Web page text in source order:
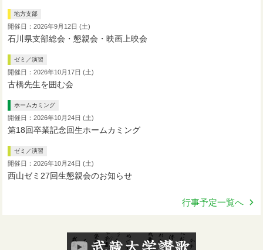
地方支部
開催日：2026年9月12日 (土)
石川県支部総会・懇親会・映画上映会
ゼミ／演習
開催日：2026年10月17日 (土)
古橋先生を囲む会
ホームカミング
開催日：2026年10月24日 (土)
第18回卒業記念回生ホームカミング
ゼミ／演習
開催日：2026年10月24日 (土)
西山ゼミ27回生懇親会のお知らせ
行事予定一覧へ